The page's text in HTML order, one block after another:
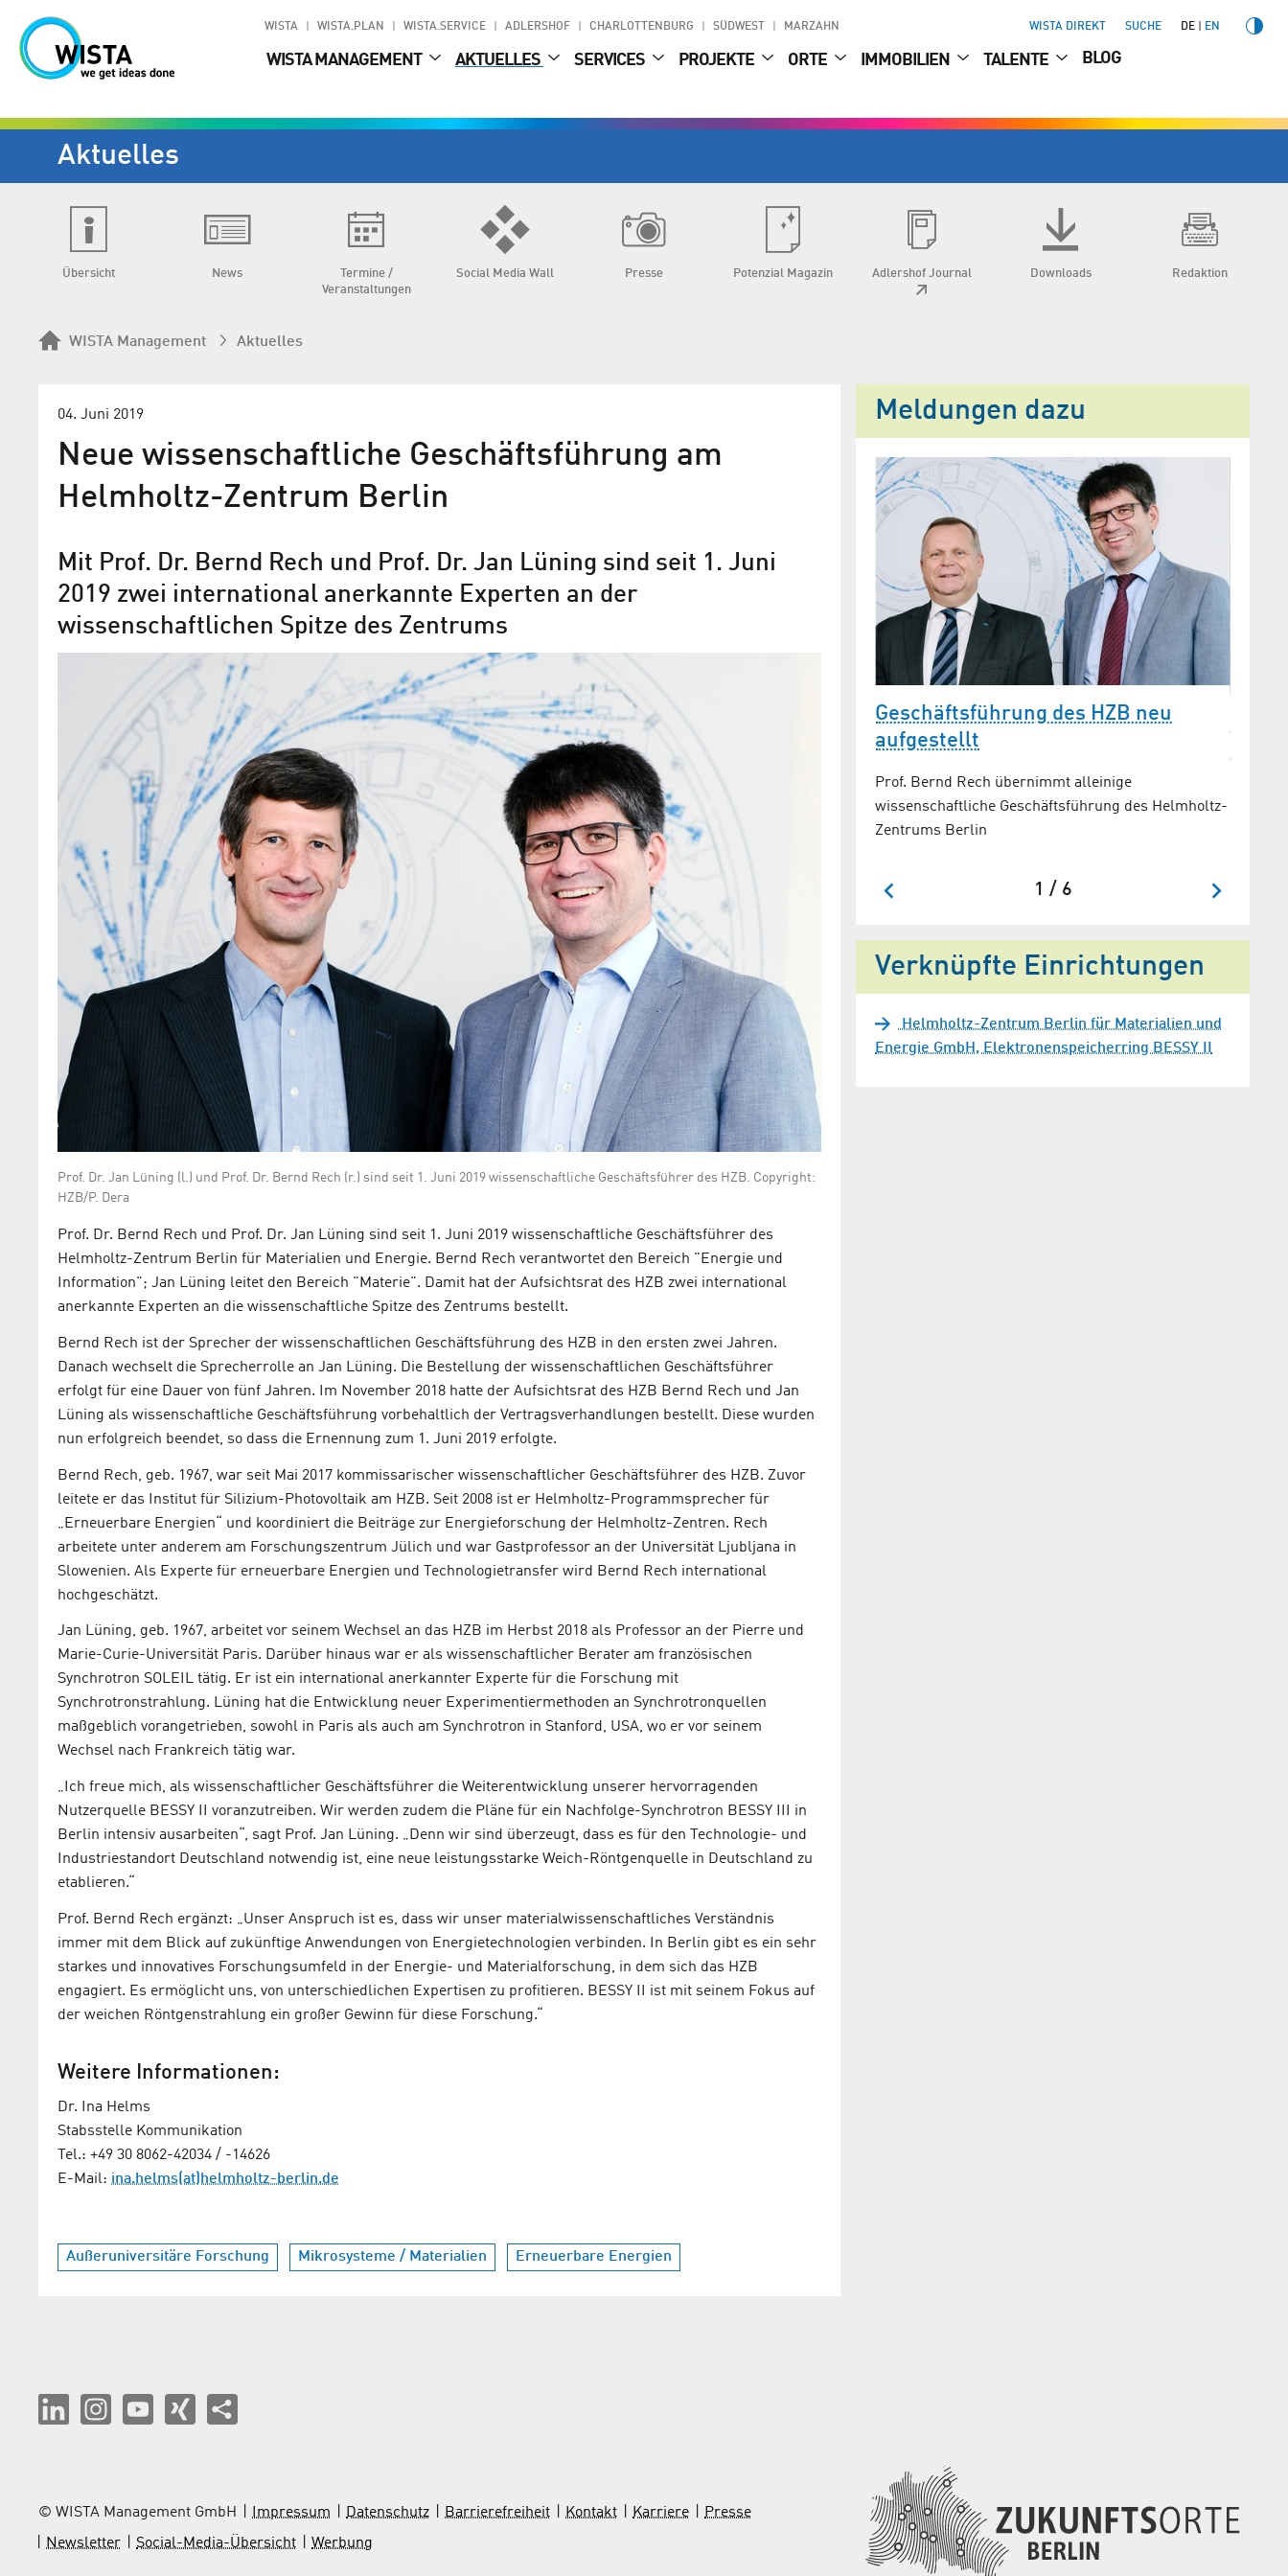
WISTA WISTA.PLAN WISTA.SERVICE ADLERSHOF CHARLOTTENBURG SÜDWEST MARZAHN WISTA DIREKT SUCHE DE EN
WISTA MANAGEMENT AKTUELLES SERVICES PROJEKTE ORTE IMMOBILIEN TALENTE BLOG
Aktuelles
Übersicht News
Termine /
Veranstaltungen
Social Media Wall Presse Potenzial Magazin Adlershof Journal Downloads Redaktion
WISTA Management Aktuelles
04. Juni 2019
Neue wissenschaftliche Geschäfts­führung am
Helmholtz-Zentrum Berlin
Mit Prof. Dr. Bernd Rech und Prof. Dr. Jan Lüning sind seit 1. Juni
2019 zwei international anerkannte Experten an der
wissenschaftlichen Spitze des Zentrums
Prof. Dr. Jan Lüning (l.) und Prof. Dr. Bernd Rech (r.) sind seit 1. Juni 2019 wissenschaftliche Geschäftsführer des HZB. Copyright:
HZB/P. Dera
Prof. Dr. Bernd Rech und Prof. Dr. Jan Lüning sind seit 1. Juni 2019 wissenschaftliche Geschäftsführer des
Helmholtz-Zentrum Berlin für Materialien und Energie. Bernd Rech verantwortet den Bereich "Energie und
Information"; Jan Lüning leitet den Bereich "Materie". Damit hat der Aufsichtsrat des HZB zwei international
anerkannte Experten an die wissenschaftliche Spitze des Zentrums bestellt.
Bernd Rech ist der Sprecher der wissenschaftlichen Geschäftsführung des HZB in den ersten zwei Jahren.
Danach wechselt die Sprecherrolle an Jan Lüning. Die Bestellung der wissenschaftlichen Geschäftsführer
erfolgt für eine Dauer von fünf Jahren. Im November 2018 hatte der Aufsichtsrat des HZB Bernd Rech und Jan
Lüning als wissenschaftliche Geschäftsführung vorbehaltlich der Vertragsverhandlungen bestellt. Diese wurden
nun erfolgreich beendet, so dass die Ernennung zum 1. Juni 2019 erfolgte.
Bernd Rech, geb. 1967, war seit Mai 2017 kommissarischer wissenschaftlicher Geschäftsführer des HZB. Zuvor
leitete er das Institut für Silizium-Photovoltaik am HZB. Seit 2008 ist er Helmholtz-Programmsprecher für
„Erneuerbare Energien“ und koordiniert die Beiträge zur Energieforschung der Helmholtz-Zentren. Rech
arbeitete unter anderem am Forschungszentrum Jülich und war Gastprofessor an der Universität Ljubljana in
Slowenien. Als Experte für erneuerbare Energien und Technologietransfer wird Bernd Rech international
hochgeschätzt.
Jan Lüning, geb. 1967, arbeitet vor seinem Wechsel an das HZB im Herbst 2018 als Professor an der Pierre und
Marie-Curie-Universität Paris. Darüber hinaus war er als wissenschaftlicher Berater am französischen
Synchrotron SOLEIL tätig. Er ist ein international anerkannter Experte für die Forschung mit
Synchrotronstrahlung. Lüning hat die Entwicklung neuer Experimentiermethoden an Synchrotronquellen
maßgeblich vorangetrieben, sowohl in Paris als auch am Synchrotron in Stanford, USA, wo er vor seinem
Wechsel nach Frankreich tätig war.
„Ich freue mich, als wissenschaftlicher Geschäftsführer die Weiterentwicklung unserer hervorragenden
Nutzerquelle BESSY II voranzutreiben. Wir werden zudem die Pläne für ein Nachfolge-Synchrotron BESSY III in
Berlin intensiv ausarbeiten“, sagt Prof. Jan Lüning. „Denn wir sind überzeugt, dass es für den Technologie- und
Industriestandort Deutschland notwendig ist, eine neue leistungsstarke Weich-Röntgenquelle in Deutschland zu
etablieren.“
Prof. Bernd Rech ergänzt: „Unser Anspruch ist es, dass wir unser materialwissenschaftliches Verständnis
immer mit dem Blick auf zukünftige Anwendungen von Energietechnologien verbinden. In Berlin gibt es ein sehr
starkes und innovatives Forschungsumfeld in der Energie- und Materialforschung, in dem sich das HZB
engagiert. Es ermöglicht uns, von unterschiedlichen Expertisen zu profitieren. BESSY II ist mit seinem Fokus auf
der weichen Röntgenstrahlung ein großer Gewinn für diese Forschung.“
Weitere Informationen:
Dr. Ina Helms
Stabsstelle Kommunikation
Tel.: +49 30 8062-42034 / -14626
E-Mail: ina.helms(at)helmholtz-berlin.de
Außeruniversitäre Forschung Mikrosysteme / Materialien Erneuerbare Energien
Meldungen dazu
HZB-Experte Prof. Dr. Bernd Rech ist
neues Mitglied der Deutschen
Akademie der
Technikwissenschaften – acatech
Auszeichnung der wissenschaftlichen Leistung und
ehrenamtliches Mandat
Bernd Rech kommis­sa­rischer
wissen­schaft­licher Geschäfts­führer
am Helmholtz-Zentrum Berlin
Anke Kaysser-Pyzalla wechselt zu TU Braunschweig
Geschäftsführung des HZB neu
aufgestellt
Prof. Bernd Rech übernimmt alleinige
wissenschaftliche Geschäftsführung des Helmholtz-
Zentrums Berlin
1 / 6
Verknüpfte Einrichtungen
Helmholtz-Zentrum Berlin für Materialien und
Energie GmbH, Elektronenspeicherring BESSY II
© WISTA Management GmbH Impressum Datenschutz Barrierefreiheit Kontakt Karriere
Presse
Newsletter
Social-Media-Übersicht Werbung